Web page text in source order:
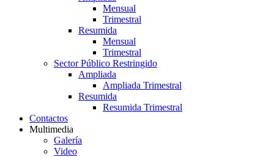
Mensual
Trimestral
Resumida
Mensual
Trimestral
Sector Público Restringido
Ampliada
Ampliada Trimestral
Resumida
Resumida Trimestral
Contactos
Multimedia
Galería
Video